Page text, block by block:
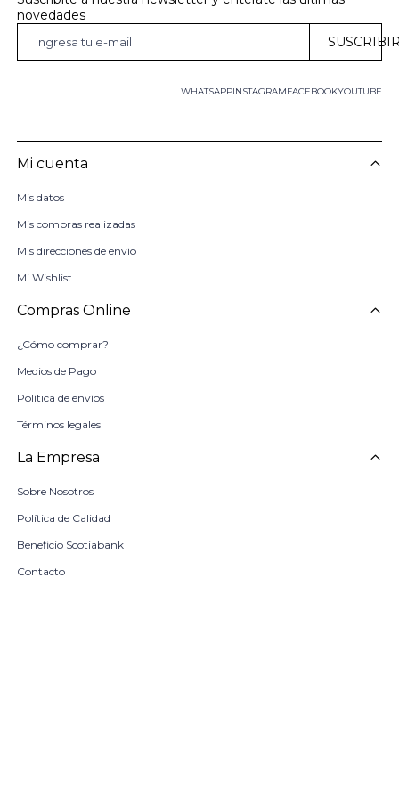
novedades
WHATSAPP FACEBOOKYOUTUBE
INSTAGRAM
Mi cuenta
Mis datos
Mis compras realizadas
Mis direcciones de envío
Mi Wishlist
Compras Online
¿Cómo comprar?
Medios de Pago
Política de envíos
Términos legales
La Empresa
Sobre Nosotros
Política de Calidad
Beneficio Scotiabank
Contacto